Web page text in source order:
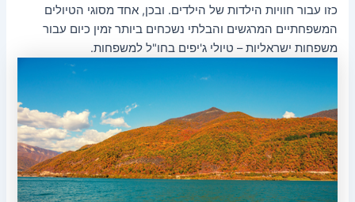
כזו עבור חוויות הילדות של הילדים. ובכן, אחד מסוגי הטיולים
המשפחתיים המרגשים והבלתי נשכחים ביותר זמין כיום עבור
משפחות ישראליות – טיולי ג'יפים בחו"ל למשפחות.